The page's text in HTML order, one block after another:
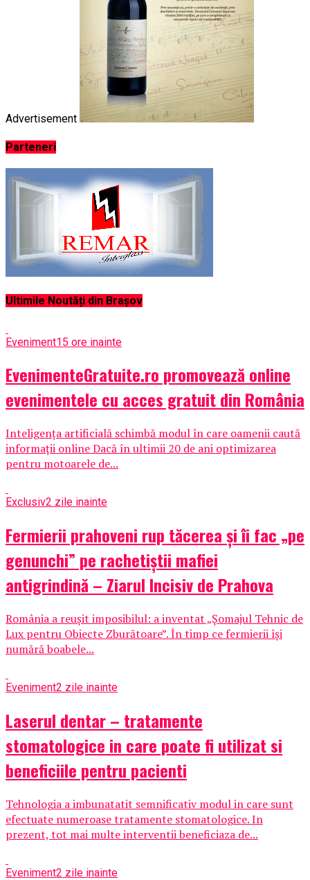
Advertisement
Parteneri
Ultimile Noutăți din Brașov
Eveniment15 ore inainte
EvenimenteGratuite.ro promovează online
evenimentele cu acces gratuit din România
Inteligența artificială schimbă modul în care oamenii caută
informații online Dacă în ultimii 20 de ani optimizarea
pentru motoarele de...
Exclusiv2 zile inainte
Fermierii prahoveni rup tăcerea și îi fac „pe
genunchi” pe rachetiștii mafiei
antigrindină – Ziarul Incisiv de Prahova
România a reușit imposibilul: a inventat „Șomajul Tehnic de
Lux pentru Obiecte Zburătoare”. În timp ce fermierii își
numără boabele...
Eveniment2 zile inainte
Laserul dentar – tratamente
stomatologice in care poate fi utilizat si
beneficiile pentru pacienti
Tehnologia a imbunatatit semnificativ modul in care sunt
efectuate numeroase tratamente stomatologice. In
prezent, tot mai multe interventii beneficiaza de...
Eveniment2 zile inainte